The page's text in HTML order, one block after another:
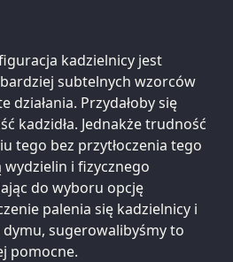
kadzielnicy jest
subtelnych wzorców
działania. Przydałoby się
kadzidła. Jednakże trudność
tego bez przytłoczenia tego
i fizycznego
do wyboru opcję
palenia się kadzielnicy i
sugerowalibyśmy to
pomocne.